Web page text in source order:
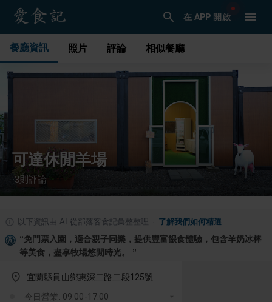
在 APP 開啟
餐廳資訊 照片 評論 相似餐廳
可達休閒羊場
·3則評論
以下資訊由 AI 從部落客食記彙整整理 了解我們如何精選
“免門票入園，適合親子同樂，提供豐富餵食體驗，包含羊奶冰棒
等美食，盡享牧場悠閒時光。 ”
宜蘭縣員山鄉惠深二路二段125號
今日營業: 09:00-17:00